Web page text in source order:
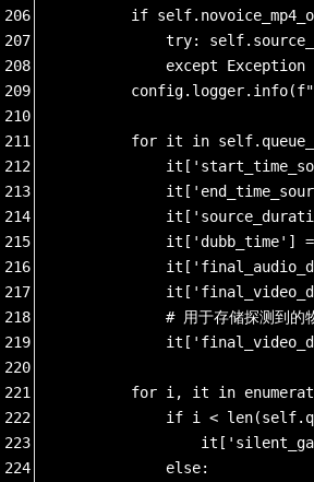
if
try:
except Exception
for it in
it['dubb_time']
# 用于存储探测到的
for i, it in
if i <
            else:
206
207
208
209
210
211
212
213
214
215
216
217
218
219
220
221
222
223
224